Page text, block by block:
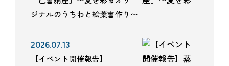
ジナルのうちわと絵葉書作り〜
2026.07.13
【イベント開催報告】